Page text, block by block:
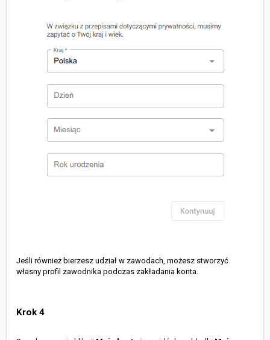
Jeśli również bierzesz udział w zawodach, możesz stworzyć
własny profil zawodnika podczas zakładania konta.
Krok 4